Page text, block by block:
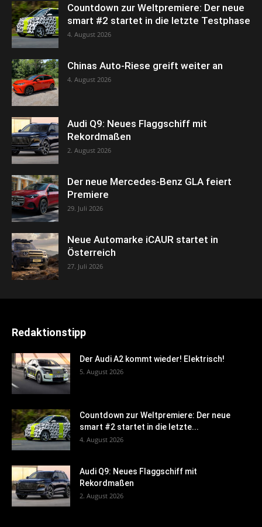
Countdown zur Weltpremiere: Der neue
smart #2 startet in die letzte Testphase
4. August 2026
Chinas Auto-Riese greift weiter an
4. August 2026
Audi Q9: Neues Flaggschiff mit
Rekordmaßen
2. August 2026
Der neue Mercedes-Benz GLA feiert
Premiere
29. Juli 2026
Neue Automarke iCAUR startet in
Österreich
27. Juli 2026
Redaktionstipp
Der Audi A2 kommt wieder! Elektrisch!
5. August 2026
Countdown zur Weltpremiere: Der neue
smart #2 startet in die letzte...
4. August 2026
Audi Q9: Neues Flaggschiff mit
Rekordmaßen
2. August 2026